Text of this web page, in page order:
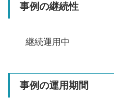
事例の継続性
継続運用中
事例の運用期間